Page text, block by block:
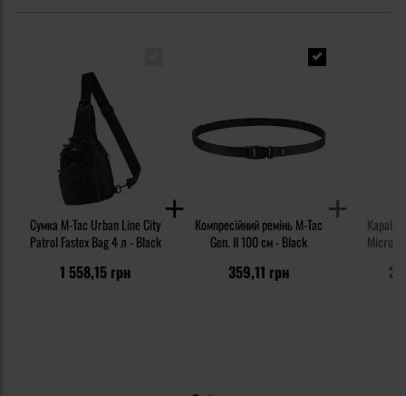
Сумка M-Tac Urban Line City
Patrol Fastex Bag 4 л - Black
1 558,15 грн
Компресійний ремінь M-Tac
Gen. II 100 см - Black
359,11 грн